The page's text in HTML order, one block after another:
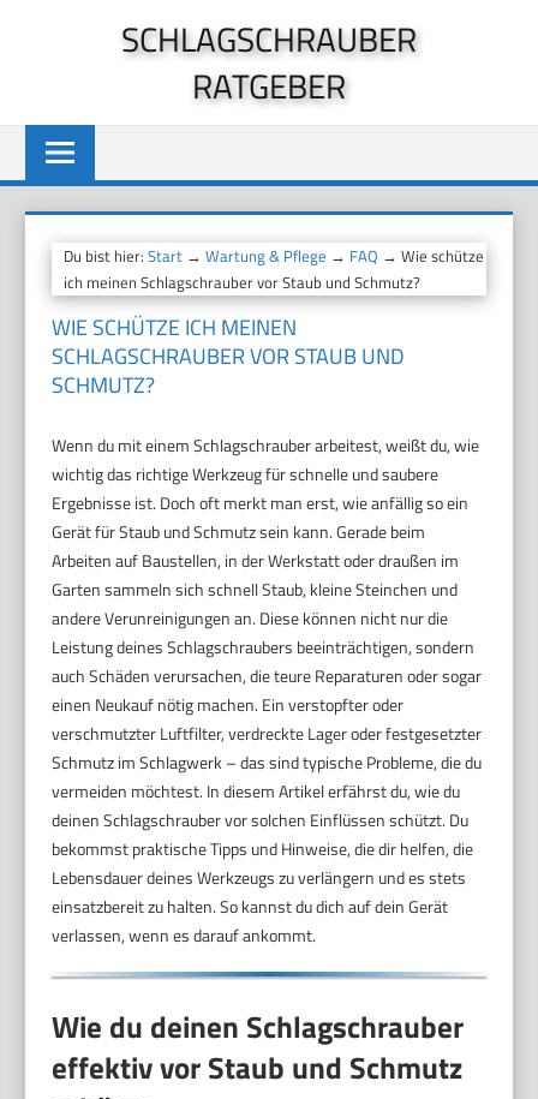
SCHLAGSCHRAUBER
RATGEBER
Du bist hier:Start →Wartung & Pflege → FAQ → Wie schütze
ich meinen Schlagschrauber vor Staub und Schmutz?
WIE SCHÜTZE ICH MEINEN
SCHLAGSCHRAUBER VOR STAUB UND
SCHMUTZ?
Wenn du mit einem Schlagschrauber arbeitest, weißt du, wie
wichtig das richtige Werkzeug für schnelle und saubere
Ergebnisse ist. Doch oft merkt man erst, wie anfällig so ein
Gerät für Staub und Schmutz sein kann. Gerade beim
Arbeiten auf Baustellen, in der Werkstatt oder draußen im
Garten sammeln sich schnell Staub, kleine Steinchen und
andere Verunreinigungen an. Diese können nicht nur die
Leistung deines Schlagschraubers beeinträchtigen, sondern
auch Schäden verursachen, die teure Reparaturen oder sogar
einen Neukauf nötig machen. Ein verstopfter oder
verschmutzter Luftfilter, verdreckte Lager oder festgesetzter
Schmutz im Schlagwerk – das sind typische Probleme, die du
vermeiden möchtest. In diesem Artikel erfährst du, wie du
deinen Schlagschrauber vor solchen Einflüssen schützt. Du
bekommst praktische Tipps und Hinweise, die dir helfen, die
Lebensdauer deines Werkzeugs zu verlängern und es stets
einsatzbereit zu halten. So kannst du dich auf dein Gerät
verlassen, wenn es darauf ankommt.
Wie du deinen Schlagschrauber
effektiv vor Staub und Schmutz